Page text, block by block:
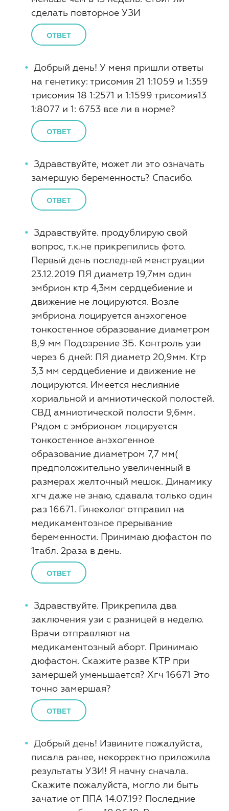
сделать повторное УЗИ
ОТВЕТ
Добрый день! У меня пришли ответы
на генетику: трисомия 21 1:1059 и 1:359
трисомия 18 1:2571 и 1:1599 трисомия13
1:8077 и 1: 6753 все ли в норме?
ОТВЕТ
Здравствуйте, может ли это означать
замершую беременность? Спасибо.
ОТВЕТ
Здравствуйте. продублирую свой
вопрос, т.к.не прикрепились фото.
Первый день последней менструации
23.12.2019 ПЯ диаметр 19,7мм один
эмбрион ктр 4,3мм сердцебиение и
движение не лоцируются. Возле
эмбриона лоцируется анэхогеное
тонкостенное образование диаметром
8,9 мм Подозрение ЗБ. Контроль узи
через 6 дней: ПЯ диаметр 20,9мм. Ктр
3,3 мм сердцебиение и движение не
лоцируются. Имеется неслияние
хориальной и амниотической полостей.
СВД амниотической полости 9,6мм.
Рядом с эмбрионом лоцируется
тонкостенное анэхогенное
образование диаметром 7,7 мм(
предположительно увеличенный в
размерах желточный мешок. Динамику
хгч даже не знаю, сдавала только один
раз 16671. Гинеколог отправил на
медикаментозное прерывание
беременности. Принимаю дюфастон по
1табл. 2раза в день.
ОТВЕТ
Здравствуйте. Прикрепила два
заключения узи с разницей в неделю.
Врачи отправляют на
медикаментозный аборт. Принимаю
дюфастон. Скажите разве КТР при
замершей уменьшается? Хгч 16671 Это
точно замершая?
ОТВЕТ
Добрый день! Извините пожалуйста,
писала ранее, некорректно приложила
результаты УЗИ! Я начну сначала.
Скажите пожалуйста, могло ли быть
зачатие от ППА 14.07.19? Последние